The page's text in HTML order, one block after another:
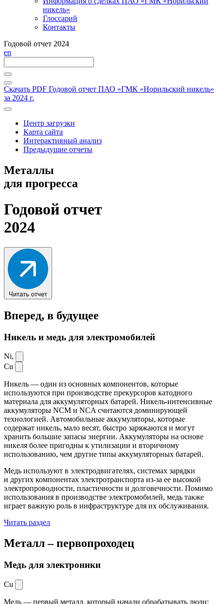
никель»
Глоссарий
Контакты
Годовой отчет 2024
en
Скачать PDF Годовой отчет ПАО «ГМК «Норильский никель»
за 2024 г.
Центр загрузки
Карта сайта
Интерактивный анализ
Предыдущие отчеты
Металлы
для прогресса
Годовой отчет
2024
Читать отчет
Вперед, в будущее
Никель и медь для электромобилей
Ni,
Cu
Никель — один из основных компонентов, которые
используются при производстве прекурсоров катодного
материала для аккумуляторных батарей. Никель-интенсивные
аккумуляторы NCM и NCA считаются доминирующей
технологией. Автомобильные аккумуляторы, которые
содержат никель, мало весят, быстро заряжаются и могут
хранить большие запасы энергии. Аккумуляторы на основе
никеля более пригодны к утилизации и вторичному
использованию, чем другие типы аккумуляторных батарей.
Медь используют в электродвигателях, системах зарядки
и других компонентах электротранспорта из-за ее высокой
электропроводности, пластичности и долговечности. Помимо
использования в производстве электромобилей, медь также
играет важную роль в инфраструктуре для их обслуживания.
Читать раздел
Металл –первопроходец
Медь для электроники
Cu
Медь — первый металл, который начали обрабатывать люди: